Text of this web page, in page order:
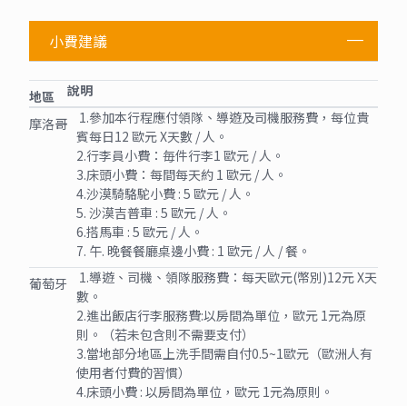
小費建議
地區
說明
摩洛哥
1.參加本行程應付領隊、導遊及司機服務費，每位貴
賓每日12 歐元 X天數 / 人。
2.行李員小費：毎件行李1 歐元 / 人。
3.床頭小費：每間每天約 1 歐元 / 人。
4.沙漠騎駱駝小費 : 5 歐元 / 人。
5. 沙漠吉普車 : 5 歐元 / 人。
6.搭馬車 : 5 歐元 / 人。
7. 午. 晚餐餐廳桌邊小費 : 1 歐元 / 人 / 餐。
葡萄牙
1.導遊、司機、領隊服務費：每天歐元(幣別)12元 X天
數。
2.進出飯店行李服務費:以房間為單位，歐元 1元為原
則。（若未包含則不需要支付）
3.當地部分地區上洗手間需自付0.5~1歐元（歐洲人有
使用者付費的習慣）
4.床頭小費 : 以房間為單位，歐元 1元為原則。